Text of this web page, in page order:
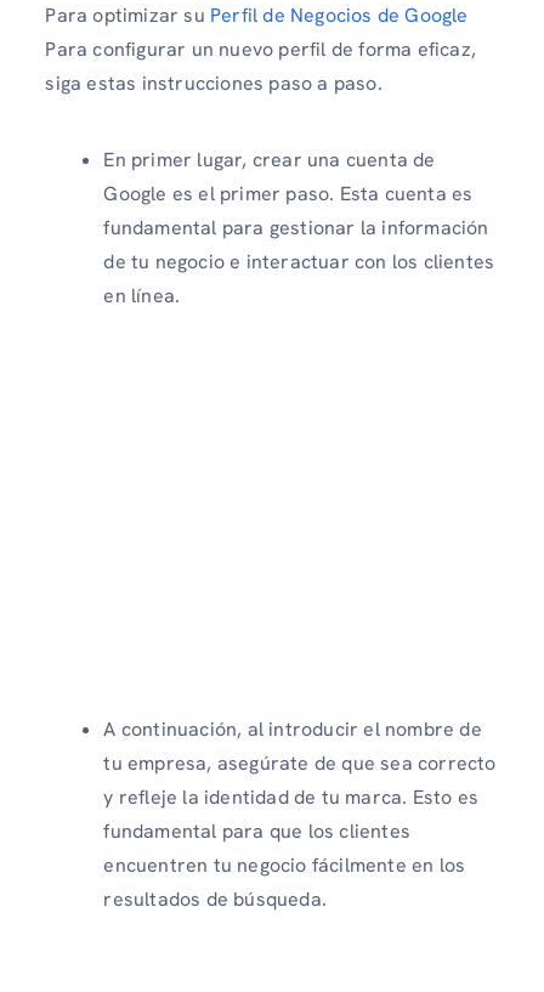
Para optimizar su Perfil de Negocios de Google
Para configurar un nuevo perfil de forma eficaz,
siga estas instrucciones paso a paso.
En primer lugar, crear una cuenta de
Google es el primer paso. Esta cuenta es
fundamental para gestionar la información
de tu negocio e interactuar con los clientes
en línea.
A continuación, al introducir el nombre de
tu empresa, asegúrate de que sea correcto
y refleje la identidad de tu marca. Esto es
fundamental para que los clientes
encuentren tu negocio fácilmente en los
resultados de búsqueda.